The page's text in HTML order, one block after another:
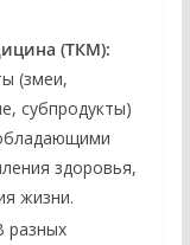
(ТКМ):
(змеи,
субпродукты)
здоровья,
жизни.
разных